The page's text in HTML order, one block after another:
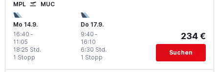
MPL MUC
Mo 14.9.
16:40 -
11:05
1 Stopp
18:25 Std.
Do 17.9.
9:40 -
16:10
1 Stopp
6:30 Std.
234 €
Suchen